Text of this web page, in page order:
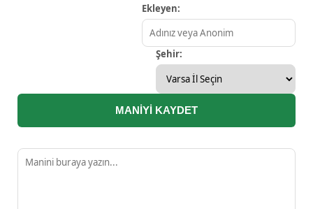
Ekleyen:
Şehir:
MANİYİ KAYDET